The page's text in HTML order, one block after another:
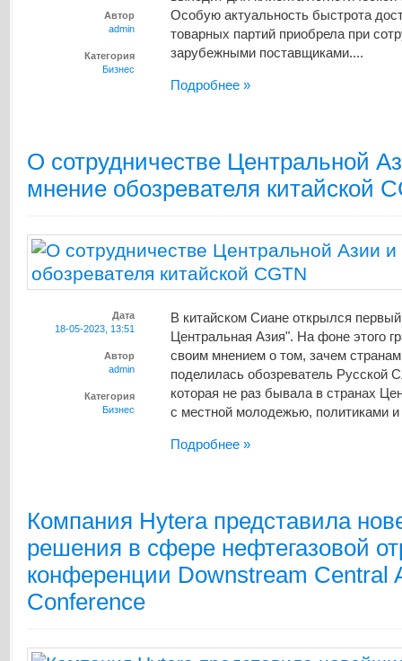
Автор
admin
Категория
Бизнес
Особую актуальность быстрота
товарных партий приобрела при
зарубежными поставщиками....
Подробнее »
О сотрудничестве Центральной
мнение обозревателя китайской
Дата
18-05-2023, 13:51
Автор
admin
Категория
Бизнес
В китайском Сиане открылся
Центральная Азия". На фоне этого
своим мнением о том, зачем
поделилась обозреватель
которая не раз бывала в странах
с местной молодежью, политиками и
Подробнее »
Компания Hytera представила
решения в сфере нефтегазовой
конференции Downstream Central
Conference